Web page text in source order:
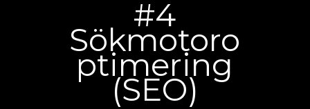
#4
Sökmotoro
ptimering
(SEO)